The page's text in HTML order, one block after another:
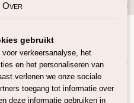
(0)
> Fluffy>Fluffy - Natural
Over
gebruikt
verkeersanalyse, het
en het personaliseren van
verlenen we onze sociale
toegang tot informatie over
deze informatie gebruiken in